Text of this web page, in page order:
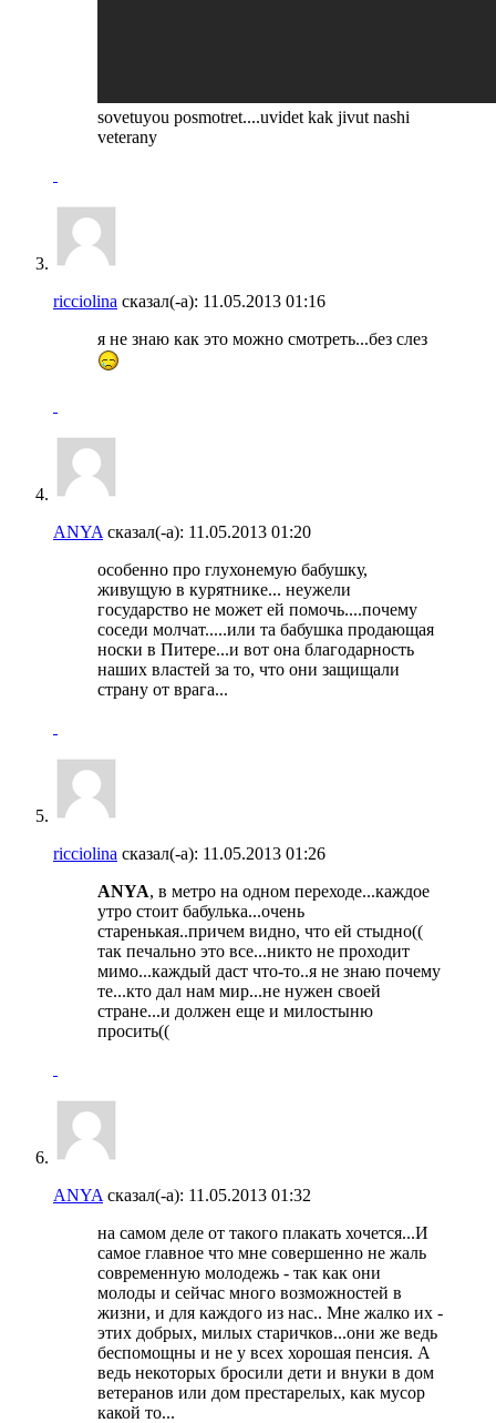
sovetuyou posmotret....uvidet kak jivut nashi
veterany
ricciolina сказал(-а): 11.05.2013 01:16
я не знаю как это можно смотреть...без слез
ANYA сказал(-а): 11.05.2013 01:20
особенно про глухонемую бабушку,
живущую в курятнике... неужели
государство не может ей помочь....почему
соседи молчат.....или та бабушка продающая
носки в Питере...и вот она благодарность
наших властей за то, что они защищали
страну от врага...
ricciolina сказал(-а): 11.05.2013 01:26
ANYA, в метро на одном переходе...каждое
утро стоит бабулька...очень
старенькая..причем видно, что ей стыдно((
так печально это все...никто не проходит
мимо...каждый даст что-то..я не знаю почему
те...кто дал нам мир...не нужен своей
стране...и должен еще и милостыню
просить((
ANYA сказал(-а): 11.05.2013 01:32
на самом деле от такого плакать хочется...И
самое главное что мне совершенно не жаль
современную молодежь - так как они
молоды и сейчас много возможностей в
жизни, и для каждого из нас.. Мне жалко их -
этих добрых, милых старичков...они же ведь
беспомощны и не у всех хорошая пенсия. А
ведь некоторых бросили дети и внуки в дом
ветеранов или дом престарелых, как мусор
какой то...